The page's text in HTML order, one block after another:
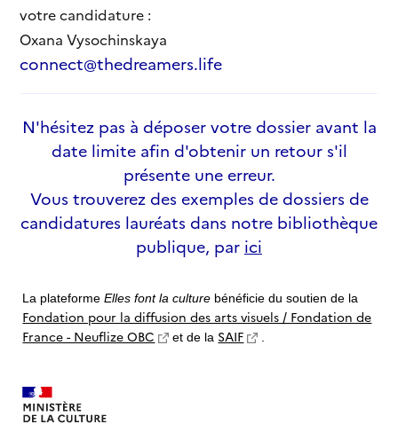
votre candidature :
Oxana Vysochinskaya
connect@thedreamers.life
N'hésitez pas à déposer votre dossier avant la
date limite afin d'obtenir un retour s'il
présente une erreur.
Vous trouverez des exemples de dossiers de
candidatures lauréats dans notre bibliothèque
publique, par ici
La plateformeElles font la culture bénéficie du soutien de la
Fondation pour la diffusion des arts visuels / Fondation de
France - Neuflize OBC
et de la SAIF